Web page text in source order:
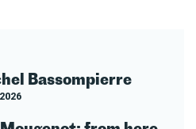
Bassompierre